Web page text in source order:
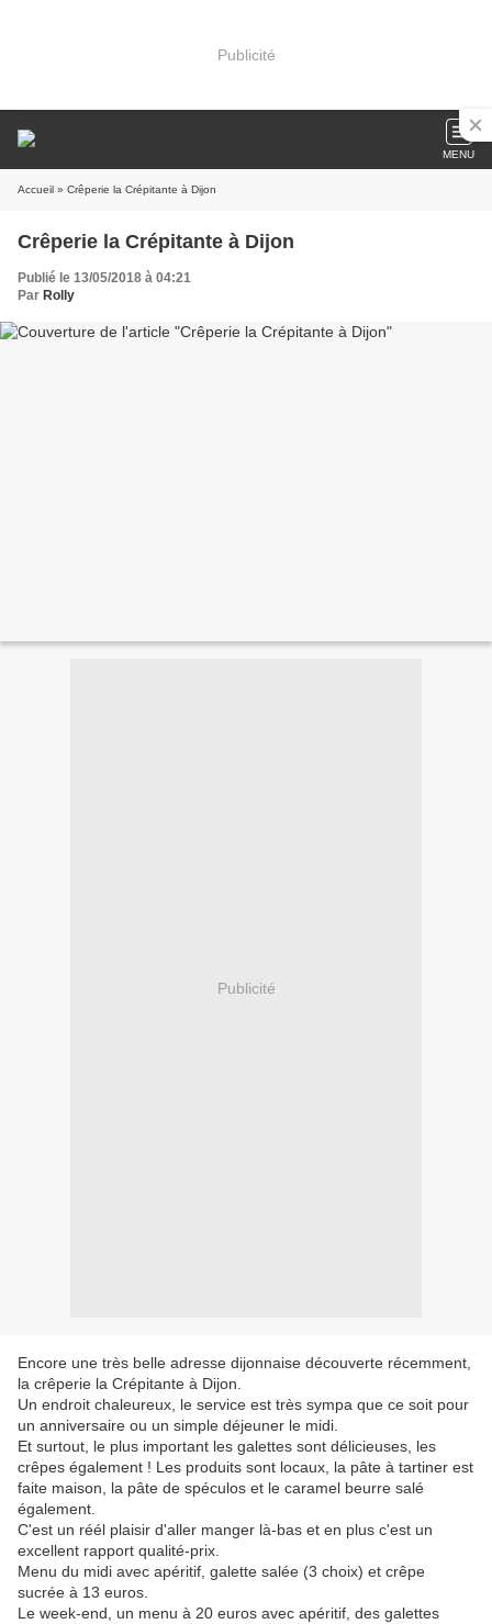
Publicité
MENU
Accueil » Crêperie la Crépitante à Dijon
Crêperie la Crépitante à Dijon
Publié le 13/05/2018 à 04:21
Par Rolly
Publicité
Encore une très belle adresse dijonnaise découverte récemment,
la crêperie la Crépitante à Dijon.
Un endroit chaleureux, le service est très sympa que ce soit pour
un anniversaire ou un simple déjeuner le midi.
Et surtout, le plus important les galettes sont délicieuses, les
crêpes également ! Les produits sont locaux, la pâte à tartiner est
faite maison, la pâte de spéculos et le caramel beurre salé
également.
C'est un réél plaisir d'aller manger là-bas et en plus c'est un
excellent rapport qualité-prix.
Menu du midi avec apéritif, galette salée (3 choix) et crêpe
sucrée à 13 euros.
Le week-end, un menu à 20 euros avec apéritif, des galettes